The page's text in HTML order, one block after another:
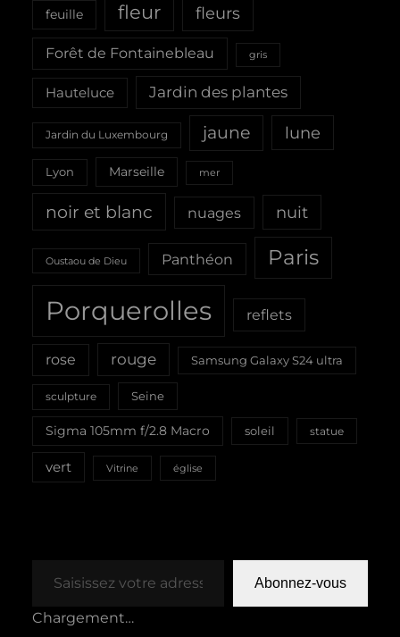
feuille fleur fleurs
Forêt de Fontainebleau gris
Hauteluce Jardin des plantes
Jardin du Luxembourg jaune lune
Lyon Marseille mer
noir et blanc nuages nuit
Oustaou de Dieu Panthéon Paris
Porquerolles reflets
rose rouge Samsung Galaxy S24 ultra
sculpture Seine
Sigma 105mm f/2.8 Macro soleil statue
vert Vitrine église
Abonnez-vous
Chargement…